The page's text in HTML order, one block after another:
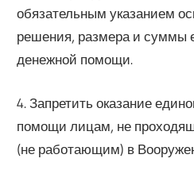
обязательным указанием
решения, размера и суммы
денежной помощи.
4. Запретить оказание
помощи лицам, не
(не работающим) в